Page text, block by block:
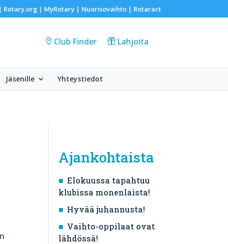
Rotary.org | MyRotary | Nuorisovaihto| Rotaract
Club Finder Lahjoita
Jäsenille Yhteystiedot
Ajankohtaista
Elokuussa tapahtuu
klubissa monenlaista!
Hyvää juhannusta!
Vaihto-oppilaat ovat
lähdössä!